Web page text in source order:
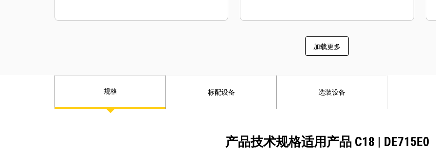
加载更多
规格 标配设备 选装设备
产品技术规格适用产品 C18 | DE715E0